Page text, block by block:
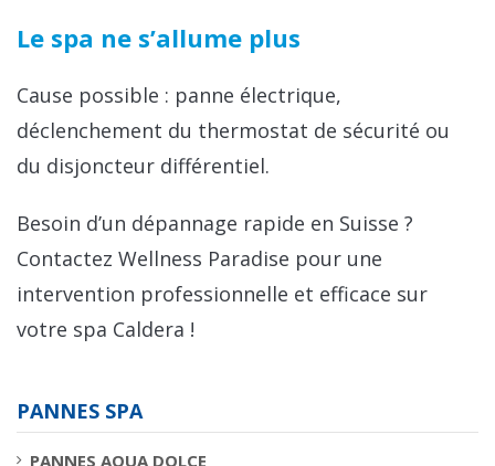
Le spa ne s’allume plus
Cause possible : panne électrique,
déclenchement du thermostat de sécurité ou
du disjoncteur différentiel.
Besoin d’un dépannage rapide en Suisse ?
Contactez Wellness Paradise pour une
intervention professionnelle et efficace sur
votre spa Caldera !
PANNES SPA
PANNES AQUA DOLCE